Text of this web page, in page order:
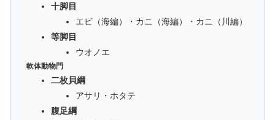
十脚目
エビ（海編）・カニ（海編）・カニ（川編）
等脚目
ウオノエ
軟体動物門
二枚貝綱
アサリ・ホタテ
腹足綱